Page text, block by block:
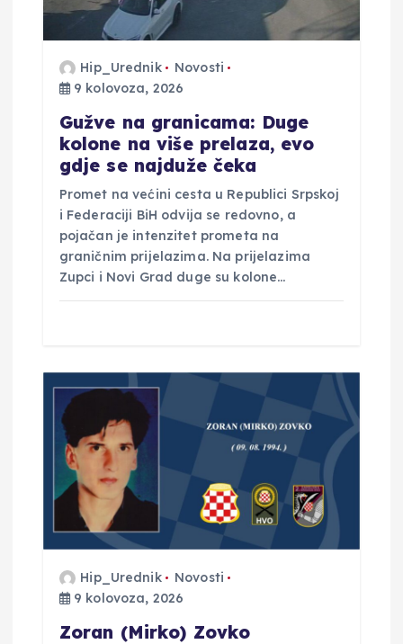
Hip_Urednik
Novosti
9 kolovoza, 2026
Gužve na granicama: Duge
kolone na više prelaza, evo
gdje se najduže čeka
Promet na većini cesta u Republici Srpskoj
i Federaciji BiH odvija se redovno, a
pojačan je intenzitet prometa na
graničnim prijelazima. Na prijelazima
Zupci i Novi Grad duge su kolone…
Hip_Urednik
Novosti
9 kolovoza, 2026
Zoran (Mirko) Zovko